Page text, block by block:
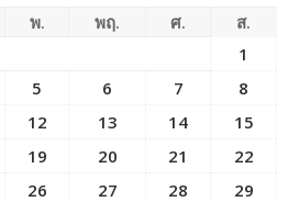
พ. พฤ. ศ.
ส.
1
5 6 7
8
12 13 14
15
19 20 21
22
26 27 28
29